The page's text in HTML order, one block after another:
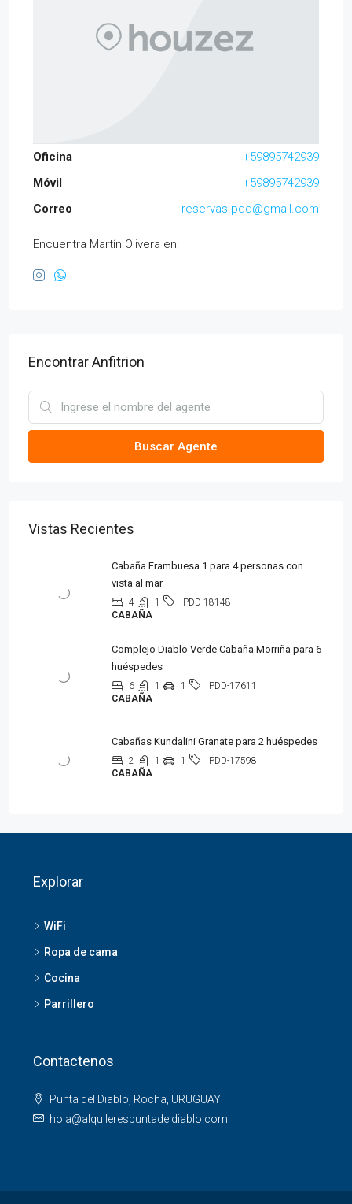
Oficina
+59895742939
Móvil
+59895742939
Correo
reservas.pdd@gmail.com
Encuentra Martín Olivera en:
Encontrar Anfitrion
Buscar Agente
Vistas Recientes
Cabaña Frambuesa 1 para 4 personas con
vista al mar
4 1
PDD-18148
CABAÑA
Complejo Diablo Verde Cabaña Morriña para 6
huéspedes
6 1 1
PDD-17611
CABAÑA
Cabañas Kundalini Granate para 2 huéspedes
2 1 1
PDD-17598
CABAÑA
Explorar
WiFi
Ropa de cama
Cocina
Parrillero
Contactenos
Punta del Diablo, Rocha, URUGUAY
hola@alquilerespuntadeldiablo.com